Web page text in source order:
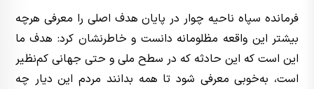
فرمانده سپاه ناحیه چوار در پایان هدف اصلی را معرفی هرچه
بیشتر این واقعه مظلومانه دانست و خاطرنشان کرد: هدف ما
این است که این حادثه که در سطح ملی و حتی جهانی کم‌نظیر
است، به‌خوبی معرفی شود تا همه بدانند مردم این دیار چه